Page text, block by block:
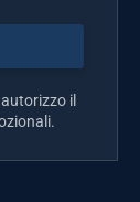
autorizzo il